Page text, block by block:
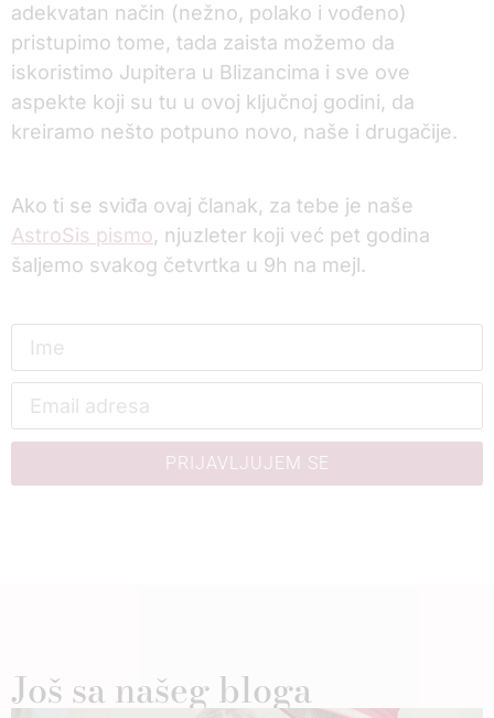
adekvatan način (nežno, polako i vođeno)
pristupimo tome, tada zaista možemo da
iskoristimo Jupitera u Blizancima i sve ove
aspekte koji su tu u ovoj ključnoj godini, da
kreiramo nešto potpuno novo, naše i drugačije.
Ako ti se sviđa ovaj članak, za tebe je naše
AstroSis pismo, njuzleter koji već pet godina
šaljemo svakog četvrtka u 9h na mejl.
PRIJAVLJUJEM SE
Još sa našeg bloga